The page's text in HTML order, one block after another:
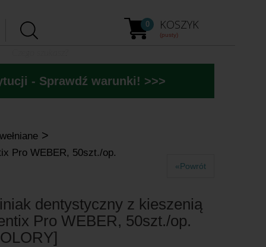
KOSZYK
0
(pusty)
- Sprawdź warunki! >>>
>
Pro WEBER, 50szt./op.
«Powrót
dentystyczny z kieszenią
Pro WEBER, 50szt./op.